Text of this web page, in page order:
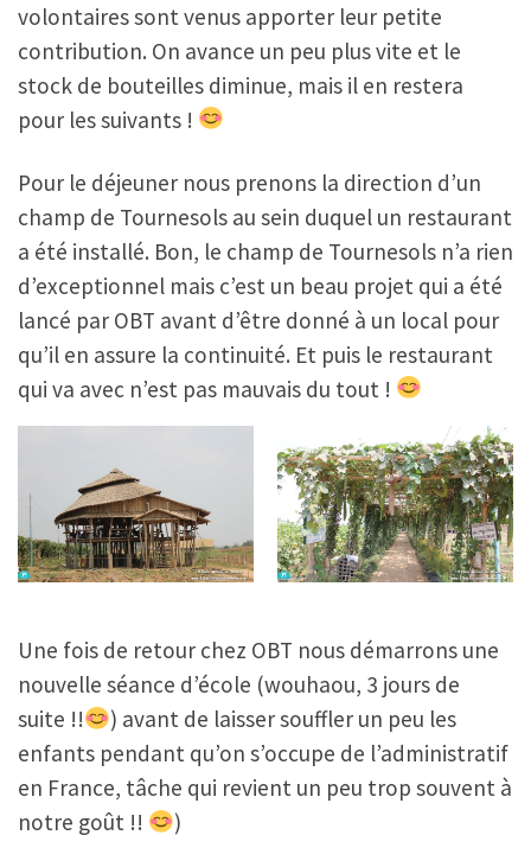
volontaires sont venus apporter leur petite
contribution. On avance un peu plus vite et le
stock de bouteilles diminue, mais il en restera
pour les suivants !
Pour le déjeuner nous prenons la direction d’un
champ de Tournesols au sein duquel un restaurant
a été installé. Bon, le champ de Tournesols n’a rien
d’exceptionnel mais c’est un beau projet qui a été
lancé par OBT avant d’être donné à un local pour
qu’il en assure la continuité. Et puis le restaurant
qui va avec n’est pas mauvais du tout !
Une fois de retour chez OBT nous démarrons une
nouvelle séance d’école (wouhaou, 3 jours de
suite !!
) avant de laisser souffler un peu les
enfants pendant qu’on s’occupe de l’administratif
en France, tâche qui revient un peu trop souvent à
notre goût !!
)